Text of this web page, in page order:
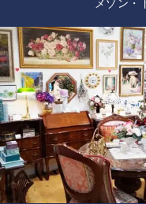
メゾン・